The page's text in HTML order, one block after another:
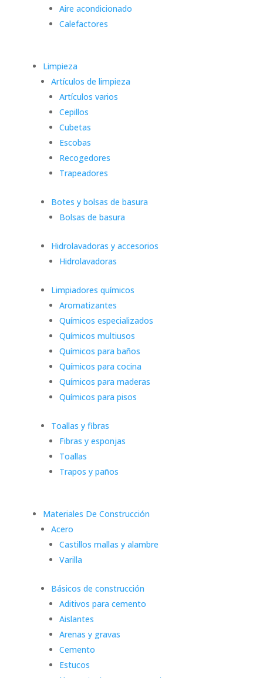
Aire acondicionado
Calefactores
Limpieza
Artículos de limpieza
Artículos varios
Cepillos
Cubetas
Escobas
Recogedores
Trapeadores
Botes y bolsas de basura
Bolsas de basura
Hidrolavadoras y accesorios
Hidrolavadoras
Limpiadores químicos
Aromatizantes
Químicos especializados
Químicos multiusos
Químicos para baños
Químicos para cocina
Químicos para maderas
Químicos para pisos
Toallas y fibras
Fibras y esponjas
Toallas
Trapos y paños
Materiales De Construcción
Acero
Castillos mallas y alambre
Varilla
Básicos de construcción
Aditivos para cemento
Aislantes
Arenas y gravas
Cemento
Estucos